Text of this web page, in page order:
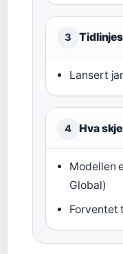
3
Lansert
4 Hva
Modellen
Global)
Forventet